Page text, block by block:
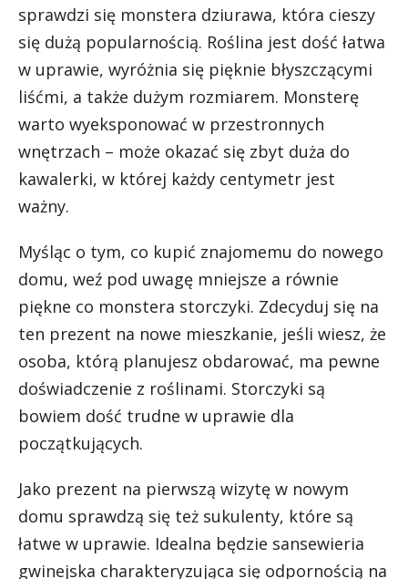
sprawdzi się monstera dziurawa, która cieszy
się dużą popularnością. Roślina jest dość łatwa
w uprawie, wyróżnia się pięknie błyszczącymi
liśćmi, a także dużym rozmiarem. Monsterę
warto wyeksponować w przestronnych
wnętrzach – może okazać się zbyt duża do
kawalerki, w której każdy centymetr jest
ważny.
Myśląc o tym, co kupić znajomemu do nowego
domu, weź pod uwagę mniejsze a równie
piękne co monstera storczyki. Zdecyduj się na
ten prezent na nowe mieszkanie, jeśli wiesz, że
osoba, którą planujesz obdarować, ma pewne
doświadczenie z roślinami. Storczyki są
bowiem dość trudne w uprawie dla
początkujących.
Jako prezent na pierwszą wizytę w nowym
domu sprawdzą się też sukulenty, które są
łatwe w uprawie. Idealna będzie sansewieria
gwinejska charakteryzująca się odpornością na